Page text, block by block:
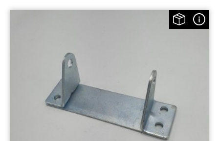
Пневматичні з'єднання
Оснащення причепів
Автономне опалення та кондиціонування
Стяжні ремені та троси